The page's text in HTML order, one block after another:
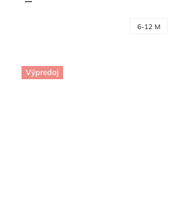
6-12 M
Výpredaj